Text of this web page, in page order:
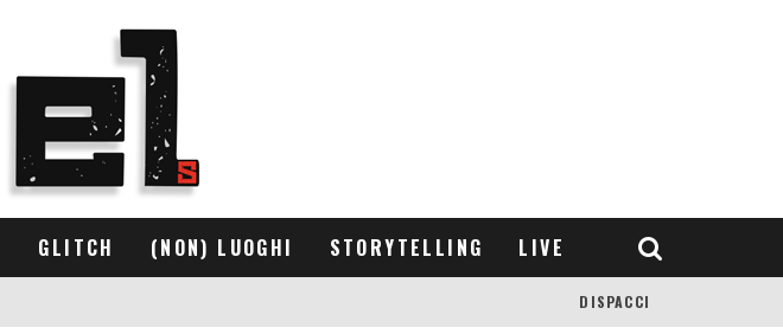
GLITCH (NON) LUOGHI STORYTELLING LIVE
DISPACCI